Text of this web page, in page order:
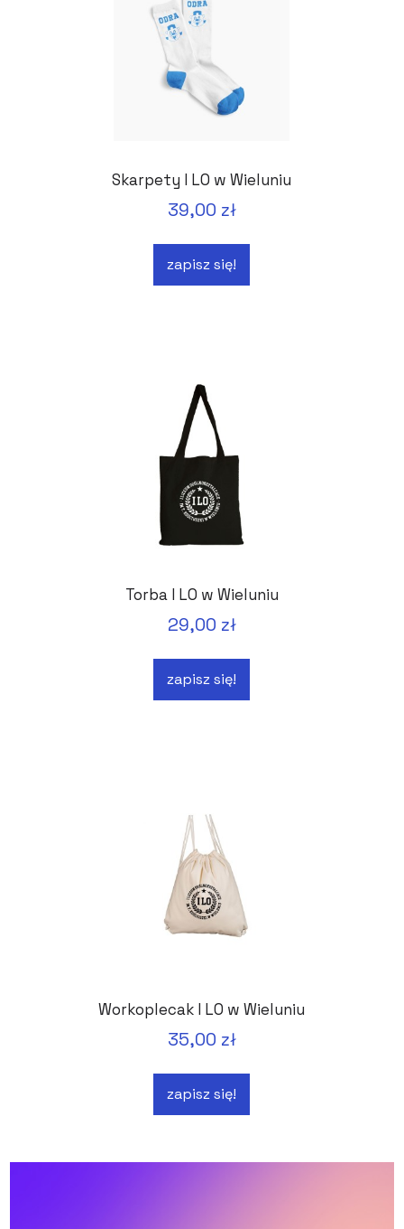
Skarpety I LO w Wieluniu
39,00 zł
zapisz się!
Torba I LO w Wieluniu
29,00 zł
zapisz się!
Workoplecak I LO w Wieluniu
35,00 zł
zapisz się!